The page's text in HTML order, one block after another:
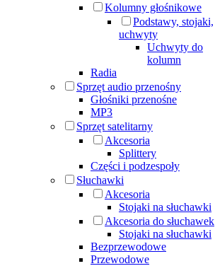
Kolumny głośnikowe
Podstawy, stojaki,
uchwyty
Uchwyty do
kolumn
Radia
Sprzęt audio przenośny
Głośniki przenośne
MP3
Sprzęt satelitarny
Akcesoria
Splittery
Części i podzespoły
Słuchawki
Akcesoria
Stojaki na słuchawki
Akcesoria do słuchawek
Stojaki na słuchawki
Bezprzewodowe
Przewodowe